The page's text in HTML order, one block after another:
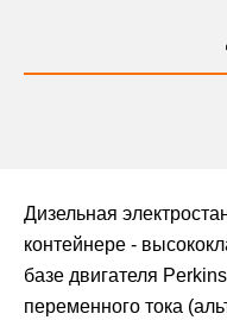
Дизельная
контейнере -
базе двигателя
переменного тока